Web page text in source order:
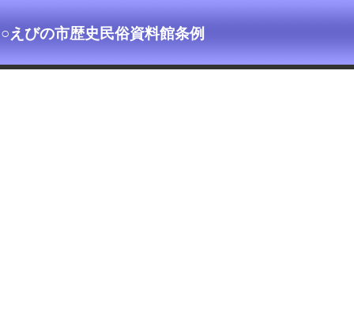
○えびの市歴史民俗資料館条例